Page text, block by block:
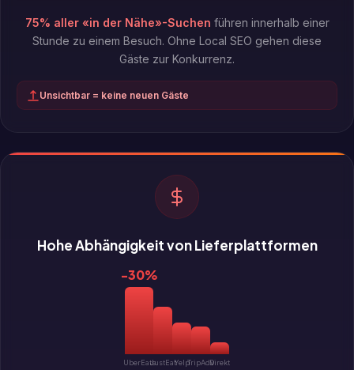
75% aller «in der Nähe»-Suchen führen innerhalb einer
Stunde zu einem Besuch. Ohne Local SEO gehen diese
Gäste zur Konkurrenz.
Unsichtbar = keine neuen Gäste
Hohe Abhängigkeit von Lieferplattformen
-30%